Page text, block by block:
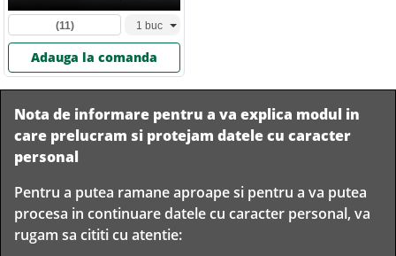
(11)
Adauga la comanda
Livrare
rapida
Livram in
orice
Garantam
Nota de informare pentru a va explica modul in
care prelucram si protejam datele cu caracter
personal
Pentru a putea ramane aproape si pentru a va putea
procesa in continuare datele cu caracter personal, va
rugam sa cititi cu atentie: